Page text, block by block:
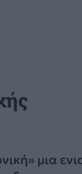
μια